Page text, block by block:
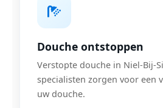
Douche ontstoppen
Verstopte douche in Niel-Bij-
specialisten zorgen voor een
uw douche.